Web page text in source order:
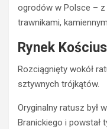
ogrodów w Polsce –
trawnikami,
Rynek
Rozciągnięty wokół
sztywnych trójkątów.
Oryginalny ratusz był
Branickiego i powstał